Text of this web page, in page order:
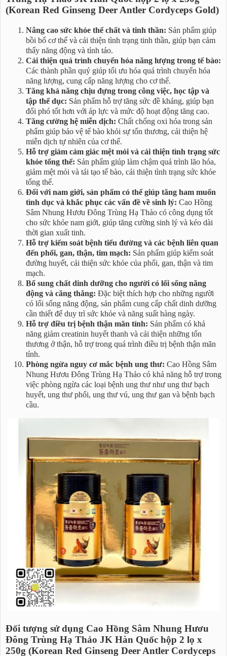
(Korean Red Ginseng Deer Antler Cordyceps Gold)
Nâng cao sức khỏe thể chất và tinh thần: Sản phẩm giúp
bồi bổ cơ thể và cải thiện tình trạng tinh thần, giúp bạn cảm
thấy năng động và tỉnh táo.
Cải thiện quá trình chuyển hóa năng lượng trong tế bào:
Các thành phần quý giúp tối ưu hóa quá trình chuyển hóa
năng lượng, cung cấp năng lượng cho cơ thể.
Tăng khả năng chịu đựng trong công việc, học tập và
tập thể dục: Sản phẩm hỗ trợ tăng sức đề kháng, giúp bạn
đối phó tốt hơn với áp lực và mức độ hoạt động tăng cao.
Tăng cường hệ miễn dịch: Chất chống oxi hóa trong sản
phẩm giúp bảo vệ tế bào khỏi sự tổn thương, cải thiện hệ
miễn dịch tự nhiên của cơ thể.
Hỗ trợ giảm cảm giác mệt mỏi và cải thiện tình trạng sức
khỏe tổng thể: Sản phẩm giúp làm chậm quá trình lão hóa,
giảm mệt mỏi và tái tạo tế bào, cải thiện tình trạng sức khỏe
tổng thể.
Đối với nam giới, sản phẩm có thể giúp tăng ham muốn
tình dục và khắc phục các vấn đề về sinh lý: Cao Hồng
Sâm Nhung Hươu Đông Trùng Hạ Thảo có công dụng tốt
cho sức khỏe nam giới, giúp tăng cường sinh lý và kéo dài
thời gian xuất tinh.
Hỗ trợ kiểm soát bệnh tiểu đường và các bệnh liên quan
đến phổi, gan, thận, tim mạch: Sản phẩm giúp kiểm soát
đường huyết, cải thiện sức khỏe của phổi, gan, thận và tim
mạch.
Bổ sung chất dinh dưỡng cho người có lối sống năng
động và căng thẳng: Đặc biệt thích hợp cho những người
có lối sống năng động, sản phẩm cung cấp chất dinh dưỡng
cần thiết để duy trì sức khỏe và năng suất hàng ngày.
Hỗ trợ điều trị bệnh thận mãn tính: Sản phẩm có khả
năng giảm creatinin huyết thanh và cải thiện những tổn
thương ở thận, hỗ trợ trong quá trình điều trị bệnh thận mãn
tính.
Phòng ngừa nguy cơ mắc bệnh ung thư: Cao Hồng Sâm
Nhung Hươu Đông Trùng Hạ Thảo có khả năng hỗ trợ trong
việc phòng ngừa các loại bệnh ung thư như ung thư bạch
huyết, ung thư phổi, ung thư vú, ung thư gan và bệnh bạch
cầu.
Đối tượng sử dụng Cao Hồng Sâm Nhung Hươu
Đông Trùng Hạ Thảo JK Hàn Quốc hộp 2 lọ x
250g (Korean Red Ginseng Deer Antler Cordyceps